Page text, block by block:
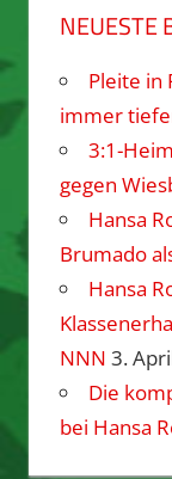
NEUESTE
Pleite in
immer
3:1-
gegen
Hansa
Brumado
Hansa
NNN 3.
Die
bei Hansa